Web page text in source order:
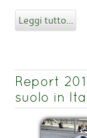
Leggi tutto...
Report
suolo in